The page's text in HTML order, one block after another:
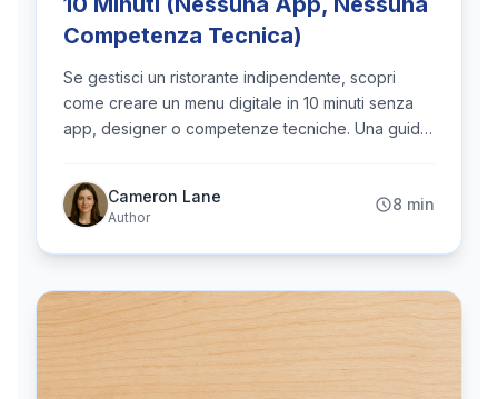
Competenza Tecnica)
Se gestisci un ristorante indipendente, scopri
come creare un menu digitale in 10 minuti senza
app, designer o competenze tecniche. Una guida
Cameron Lane
Author
8 min